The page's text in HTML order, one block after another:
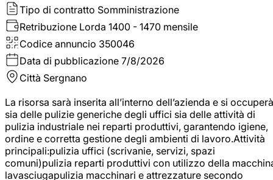
Tipo di contratto Somministrazione
Retribuzione Lorda 1400 - 1470 mensile
Codice annuncio 350046
Data di pubblicazione 7/8/2026
Città Sergnano
La risorsa sarà inserita all’interno dell’azienda e si occuperà
sia delle pulizie generiche degli uffici sia delle attività di
pulizia industriale nei reparti produttivi, garantendo igiene,
ordine e corretta gestione degli ambienti di lavoro.Attività
principali:pulizia uffici (scrivanie, servizi, spazi
comuni)pulizia reparti produttivi con utilizzo della
lavasciugapulizia macchinari e attrezzature secondo